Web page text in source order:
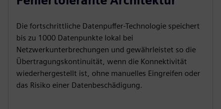
Die fortschrittliche Datenpuffer-Technologie speichert
bis zu 1000 Datenpunkte lokal bei
Netzwerkunterbrechungen und gewährleistet so die
Übertragungskontinuität, wenn die Konnektivität
wiederhergestellt ist, ohne manuelles Eingreifen oder
das Risiko einer Datenbeschädigung.